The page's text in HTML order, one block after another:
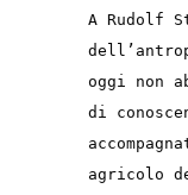
A Rudolf
oggi non
di
agricolo